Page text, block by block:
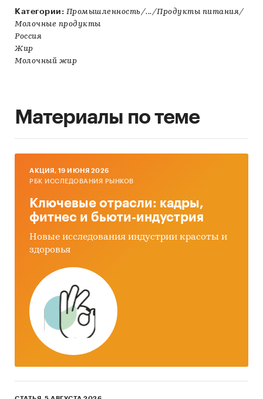
Категории: Промышленность/.../Продукты питания/
Молочные продукты
Россия
Жир
Молочный жир
Материалы по теме
AКЦИЯ, 19 ИЮНЯ 2026
РБК ИССЛЕДОВАНИЯ РЫНКОВ
Ключевые отрасли: кадры,
фитнес и бьюти-индустрия
Новые исследования индустрии красоты и
здоровья